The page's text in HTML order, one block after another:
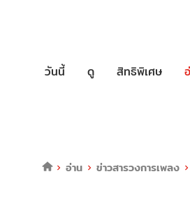
วันนี้ ดู สิทธิพิเศษ
อ่าน ข่าวสารวงการเพลง